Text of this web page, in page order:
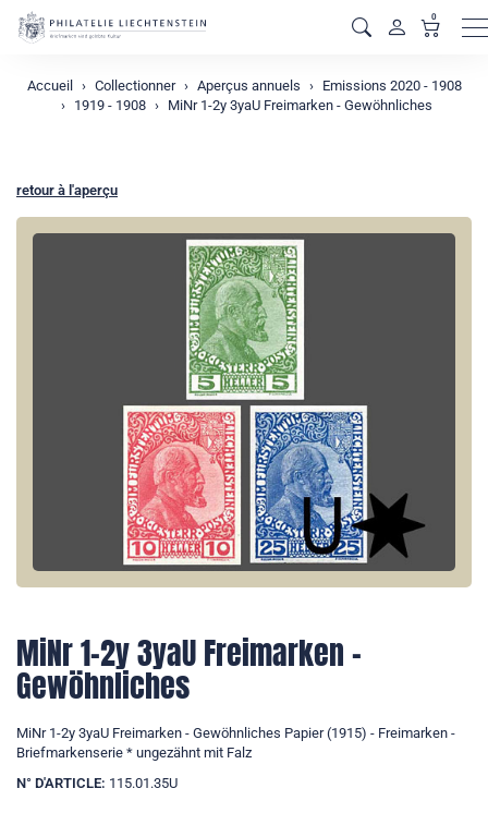
0
Accueil Collectionner Aperçus annuels
Emissions 2020 - 1908
1919 - 1908
MiNr 1-2y 3yaU Freimarken - Gewöhnliches
retour à l'aperçu
MiNr 1-2y 3yaU Freimarken -
Gewöhnliches
MiNr 1-2y 3yaU Freimarken - Gewöhnliches Papier (1915) - Freimarken -
Briefmarkenserie * ungezähnt mit Falz
N° D'ARTICLE: 115.01.35U